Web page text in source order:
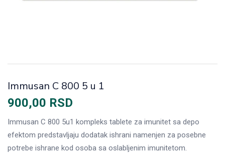
Immusan C 800 5 u 1
900,00 RSD
Immusan C 800 5u1 kompleks tablete za imunitet sa depo
efektom predstavljaju dodatak ishrani namenjen za posebne
potrebe ishrane kod osoba sa oslabljenim imunitetom.